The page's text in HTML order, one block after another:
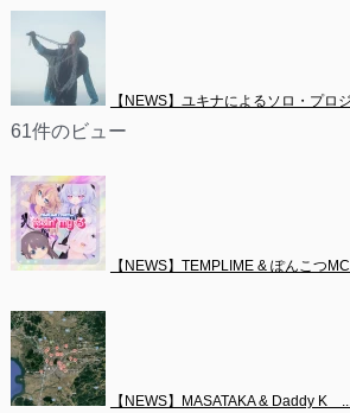
【NEWS】ユキナによるソロ・プロ
61件のビュー
【NEWS】TEMPLIME & ぽんこつ
【NEWS】MASATAKA & Daddy K　